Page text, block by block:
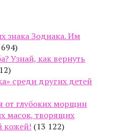
знака Зодиака. Им
Узнай, как вернуть
среди других детей
от глубоких морщин
масок, творящих
кожей! (13 122)